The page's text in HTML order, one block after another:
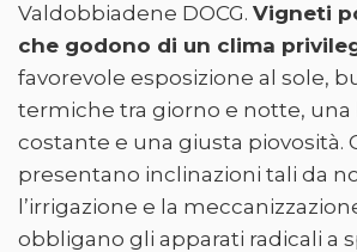
Valdobbiadene DOCG. Vigneti
che godono di un clima
favorevole esposizione al sole,
termiche tra giorno e notte, una
costante e una giusta piovosità.
presentano inclinazioni tali da
l’irrigazione e la
obbligano gli apparati radicali a